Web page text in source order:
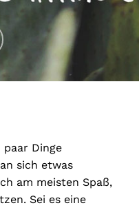
paar Dinge
sich etwas
am meisten Spaß,
Sei es eine